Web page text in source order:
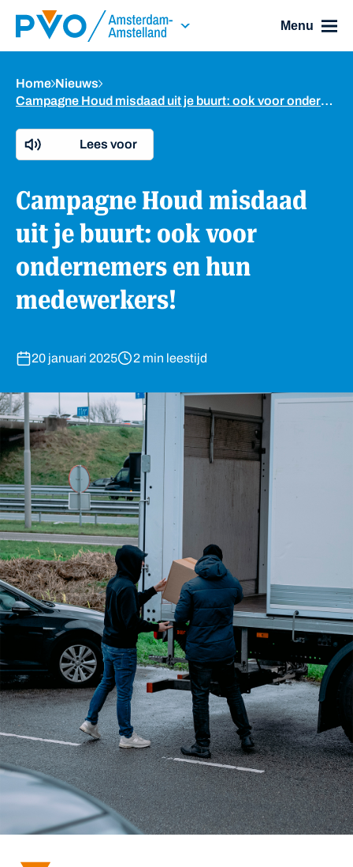
Skip Navigation or Skip to Content
Menu
Home
Nieuws
Campagne Houd misdaad uit je buurt: ook voor ondernemers en hun medewerkers!
Lees voor
Campagne Houd misdaad
uit je buurt: ook voor
ondernemers en hun
medewerkers!
20 januari 2025 2 min leestijd